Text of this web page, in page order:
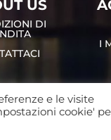
US
DI
I
: 00853620672 .
e le visite
cookie'